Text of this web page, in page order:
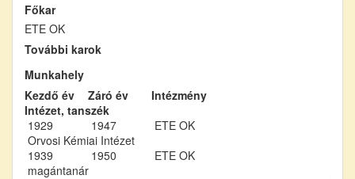
Főkar
ETE OK
További karok
Munkahely
Kezdő év
Záró év
Intézmény
Intézet, tanszék
1929
1947
ETE OK
Orvosi Kémiai Intézet
1939
1950
ETE OK
magántanár